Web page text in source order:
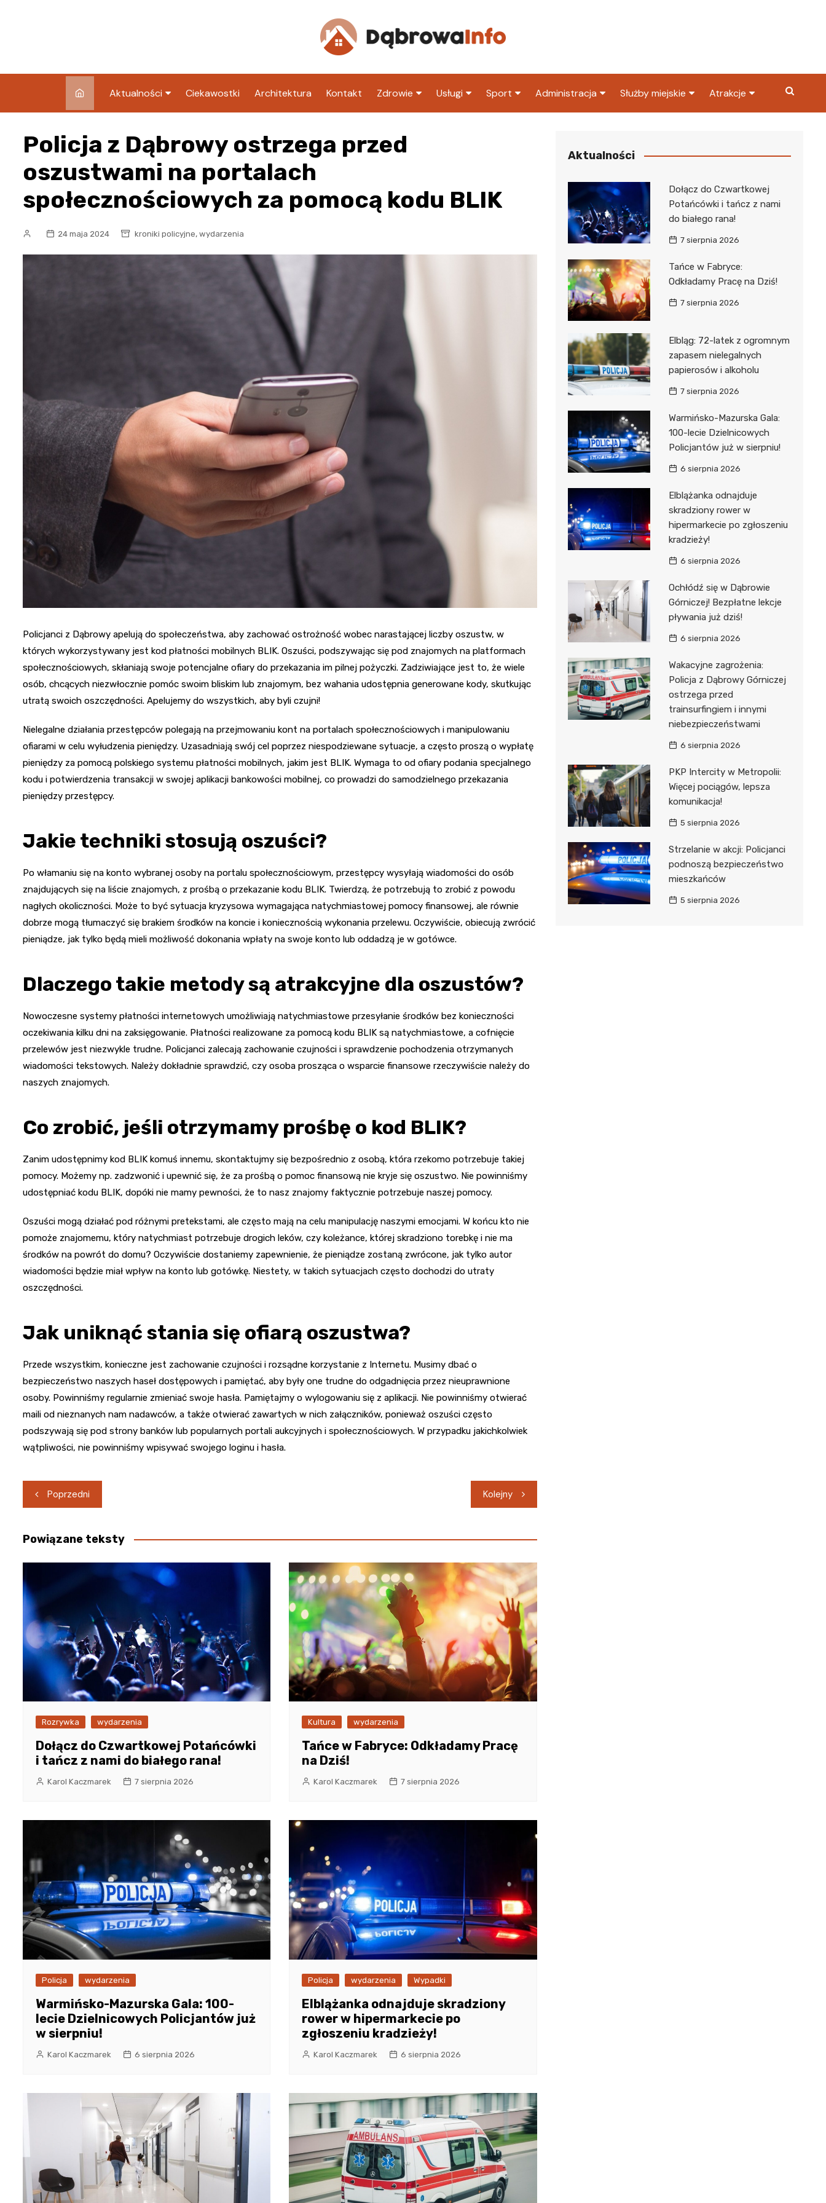
Aktualności
Blog
Ciekawostki Architektura Kontakt Zdrowie
Sklep medyczny
Usługi
Stacja paliw
Sport Administracja
Urząd Skarbowy
Służby miejskie
Policja
Atrakcje
Policja z Dąbrowy ostrzega przed
oszustwami na portalach
społecznościowych za pomocą kodu BLIK
24 maja 2024 kroniki policyjne, wydarzenia
Policjanci z Dąbrowy apelują do społeczeństwa, aby zachować ostrożność wobec narastającej liczby oszustw, w
których wykorzystywany jest kod płatności mobilnych BLIK. Oszuści, podszywając się pod znajomych na platformach
społecznościowych, skłaniają swoje potencjalne ofiary do przekazania im pilnej pożyczki. Zadziwiające jest to, że wiele
osób, chcących niezwłocznie pomóc swoim bliskim lub znajomym, bez wahania udostępnia generowane kody, skutkując
utratą swoich oszczędności. Apelujemy do wszystkich, aby byli czujni!
Nielegalne działania przestępców polegają na przejmowaniu kont na portalach społecznościowych i manipulowaniu
ofiarami w celu wyłudzenia pieniędzy. Uzasadniają swój cel poprzez niespodziewane sytuacje, a często proszą o wypłatę
pieniędzy za pomocą polskiego systemu płatności mobilnych, jakim jest BLIK. Wymaga to od ofiary podania specjalnego
kodu i potwierdzenia transakcji w swojej aplikacji bankowości mobilnej, co prowadzi do samodzielnego przekazania
pieniędzy przestępcy.
Jakie techniki stosują oszuści?
Po włamaniu się na konto wybranej osoby na portalu społecznościowym, przestępcy wysyłają wiadomości do osób
znajdujących się na liście znajomych, z prośbą o przekazanie kodu BLIK. Twierdzą, że potrzebują to zrobić z powodu
nagłych okoliczności. Może to być sytuacja kryzysowa wymagająca natychmiastowej pomocy finansowej, ale równie
dobrze mogą tłumaczyć się brakiem środków na koncie i koniecznością wykonania przelewu. Oczywiście, obiecują zwrócić
pieniądze, jak tylko będą mieli możliwość dokonania wpłaty na swoje konto lub oddadzą je w gotówce.
Dlaczego takie metody są atrakcyjne dla oszustów?
Nowoczesne systemy płatności internetowych umożliwiają natychmiastowe przesyłanie środków bez konieczności
oczekiwania kilku dni na zaksięgowanie. Płatności realizowane za pomocą kodu BLIK są natychmiastowe, a cofnięcie
przelewów jest niezwykle trudne. Policjanci zalecają zachowanie czujności i sprawdzenie pochodzenia otrzymanych
wiadomości tekstowych. Należy dokładnie sprawdzić, czy osoba prosząca o wsparcie finansowe rzeczywiście należy do
naszych znajomych.
Co zrobić, jeśli otrzymamy prośbę o kod BLIK?
Zanim udostępnimy kod BLIK komuś innemu, skontaktujmy się bezpośrednio z osobą, która rzekomo potrzebuje takiej
pomocy. Możemy np. zadzwonić i upewnić się, że za prośbą o pomoc finansową nie kryje się oszustwo. Nie powinniśmy
udostępniać kodu BLIK, dopóki nie mamy pewności, że to nasz znajomy faktycznie potrzebuje naszej pomocy.
Oszuści mogą działać pod różnymi pretekstami, ale często mają na celu manipulację naszymi emocjami. W końcu kto nie
pomoże znajomemu, który natychmiast potrzebuje drogich leków, czy koleżance, której skradziono torebkę i nie ma
środków na powrót do domu? Oczywiście dostaniemy zapewnienie, że pieniądze zostaną zwrócone, jak tylko autor
wiadomości będzie miał wpływ na konto lub gotówkę. Niestety, w takich sytuacjach często dochodzi do utraty
oszczędności.
Jak uniknąć stania się ofiarą oszustwa?
Przede wszystkim, konieczne jest zachowanie czujności i rozsądne korzystanie z Internetu. Musimy dbać o
bezpieczeństwo naszych haseł dostępowych i pamiętać, aby były one trudne do odgadnięcia przez nieuprawnione
osoby. Powinniśmy regularnie zmieniać swoje hasła. Pamiętajmy o wylogowaniu się z aplikacji. Nie powinniśmy otwierać
maili od nieznanych nam nadawców, a także otwierać zawartych w nich załączników, ponieważ oszuści często
podszywają się pod strony banków lub popularnych portali aukcyjnych i społecznościowych. W przypadku jakichkolwiek
wątpliwości, nie powinniśmy wpisywać swojego loginu i hasła.
Nawigacja
wpisu
Poprzedni Kolejny
Powiązane teksty
Rozrywka wydarzenia
Dołącz do Czwartkowej Potańcówki
i tańcz z nami do białego rana!
Karol Kaczmarek 7 sierpnia 2026
Kultura wydarzenia
Tańce w Fabryce: Odkładamy Pracę
na Dziś!
Karol Kaczmarek 7 sierpnia 2026
Policja wydarzenia
Warmińsko-Mazurska Gala: 100-
lecie Dzielnicowych Policjantów już
w sierpniu!
Karol Kaczmarek 6 sierpnia 2026
Policja wydarzenia Wypadki
Elblążanka odnajduje skradziony
rower w hipermarkecie po
zgłoszeniu kradzieży!
Karol Kaczmarek 6 sierpnia 2026
Aktualności
Dołącz do Czwartkowej
Potańcówki i tańcz z nami
do białego rana!
7 sierpnia 2026
Tańce w Fabryce:
Odkładamy Pracę na Dziś!
7 sierpnia 2026
Elbląg: 72-latek z ogromnym
zapasem nielegalnych
papierosów i alkoholu
7 sierpnia 2026
Warmińsko-Mazurska Gala:
100-lecie Dzielnicowych
Policjantów już w sierpniu!
6 sierpnia 2026
Elblążanka odnajduje
skradziony rower w
hipermarkecie po zgłoszeniu
kradzieży!
6 sierpnia 2026
Ochłódź się w Dąbrowie
Górniczej! Bezpłatne lekcje
pływania już dziś!
6 sierpnia 2026
Wakacyjne zagrożenia:
Policja z Dąbrowy Górniczej
ostrzega przed
trainsurfingiem i innymi
niebezpieczeństwami
6 sierpnia 2026
PKP Intercity w Metropolii:
Więcej pociągów, lepsza
komunikacja!
5 sierpnia 2026
Strzelanie w akcji: Policjanci
podnoszą bezpieczeństwo
mieszkańców
5 sierpnia 2026